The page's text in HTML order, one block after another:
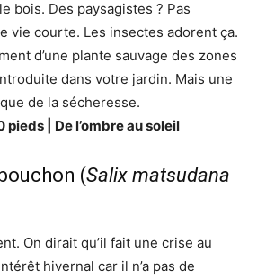
bois. Des paysagistes ? Pas
vie courte. Les insectes adorent ça.
d’une plante sauvage des zones
dans votre jardin. Mais une
de la sécheresse.
pieds | De l’ombre au soleil
(Salix matsudana
On dirait qu’il fait une crise au
hivernal car il n’a pas de